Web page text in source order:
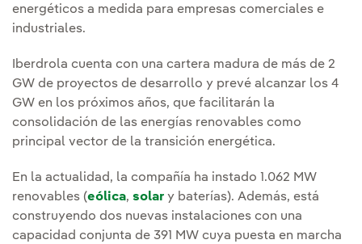
energéticos a medida para empresas comerciales e
industriales.
Iberdrola cuenta con una cartera madura de más de 2
GW de proyectos de desarrollo y prevé alcanzar los 4
GW en los próximos años, que facilitarán la
consolidación de las energías renovables como
principal vector de la transición energética.
En la actualidad, la compañía ha instado 1.062 MW
renovables (eólica, solar y baterías). Además, está
construyendo dos nuevas instalaciones con una
capacidad conjunta de 391 MW cuya puesta en marcha